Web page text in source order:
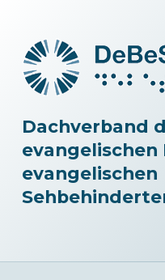
Dachverband
evangelischen
evangelischen